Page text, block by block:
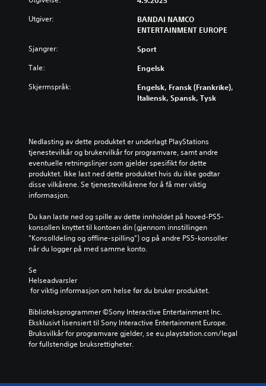
Utgiver:
BANDAI NAMCO
ENTERTAINMENT EUROPE
Sjangrer: Sport
Tale: Engelsk
Skjermspråk:
Engelsk, Fransk (Frankrike),
Italiensk, Spansk, Tysk
Nedlasting av dette produktet er underlagt PlayStations
tjenestevilkår og brukervilkår for programvare, samt andre
eventuelle retningslinjer som gjelder spesifikt for dette
produktet. Ikke last ned dette produktet hvis du ikke godtar
disse vilkårene. Se tjenestevilkårene for å få mer viktig
informasjon.
Du kan laste ned og spille av dette innholdet på hoved-PS5-
konsollen knyttet til kontoen din (gjennom innstillingen
"Konsolldeling og offline-spilling") og på andre PS5-konsoller
når du logger på med samme konto.
Se
Helseadvarsler
for viktig informasjon om helse før du bruker produktet.
Biblioteksprogrammer ©Sony Interactive Entertainment Inc.
Eksklusivt lisensiert til Sony Interactive Entertainment Europe.
Bruksvilkår for programvare gjelder, se eu.playstation.com/legal
for fullstendige bruksrettigheter.